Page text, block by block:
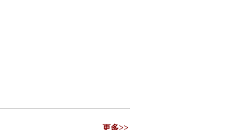
更多>>